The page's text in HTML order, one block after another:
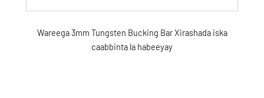
Wareega 3mm Tungsten Bucking Bar Xirashada iska
caabbinta la habeeyay